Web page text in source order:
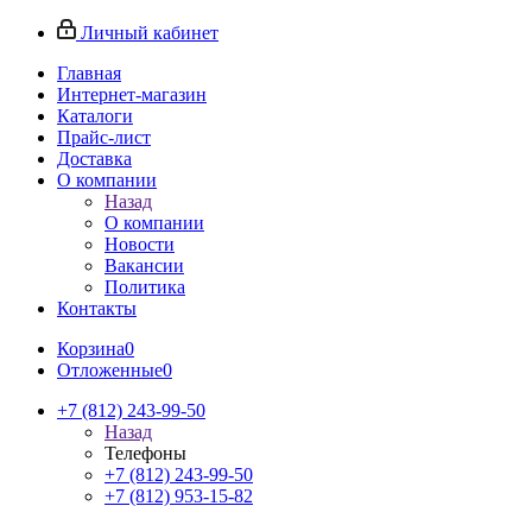
Личный кабинет
Главная
Интернет-магазин
Каталоги
Прайс-лист
Доставка
О компании
Назад
О компании
Новости
Вакансии
Политика
Контакты
Корзина0
Отложенные0
+7 (812) 243-99-50
Назад
Телефоны
+7 (812) 243-99-50
+7 (812) 953-15-82